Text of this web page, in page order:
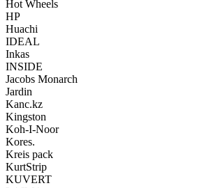
Hot Wheels
HP
Huachi
IDEAL
Inkas
INSIDE
Jacobs Monarch
Jardin
Kanc.kz
Kingston
Koh-I-Noor
Kores.
Kreis pack
KurtStrip
KUVERT